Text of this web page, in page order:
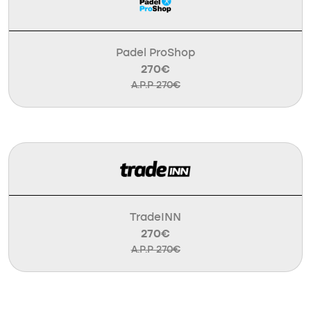
Padel ProShop
270€
A.P.P 270€
TradeINN
270€
A.P.P 270€